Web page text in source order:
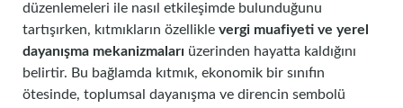
düzenlemeleri ile nasıl etkileşimde bulunduğunu
tartışırken, kıtmıkların özellikle vergi muafiyeti ve yerel
dayanışma mekanizmaları üzerinden hayatta kaldığını
belirtir. Bu bağlamda kıtmık, ekonomik bir sınıfın
ötesinde, toplumsal dayanışma ve direncin sembolü